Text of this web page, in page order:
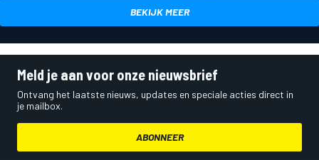
BEKIJK MEER
Meld je aan voor onze nieuwsbrief
Ontvang het laatste nieuws, updates en speciale acties direct in
je mailbox.
ABONNEER